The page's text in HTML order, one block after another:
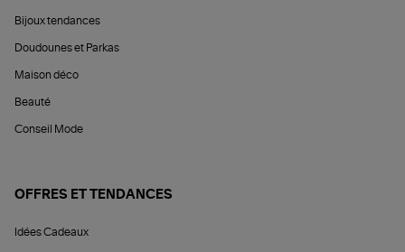
Bijoux tendances
Doudounes et Parkas
Maison déco
Beauté
Conseil Mode
OFFRES ET TENDANCES
Idées Cadeaux